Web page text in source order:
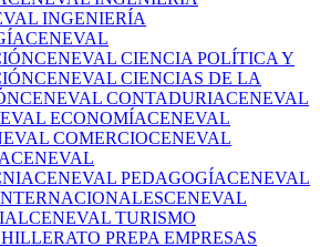
INGENIERÍA
CENEVAL
CENEVAL CIENCIA POLÍTICA Y
CENEVAL CIENCIAS DE LA
CENEVAL CONTADURIACENEVAL
ECONOMÍACENEVAL
COMERCIOCENEVAL
CENEVAL
CENEVAL PEDAGOGÍACENEVAL
CENEVAL
CENEVAL TURISMO
PREPA EMPRESAS